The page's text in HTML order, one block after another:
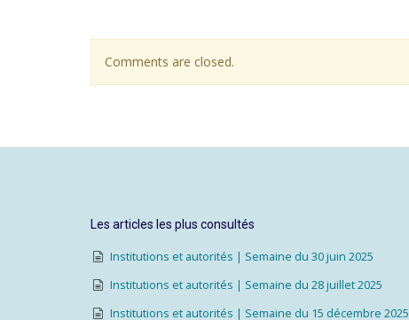
Comments are closed.
Les articles les plus consultés
Institutions et autorités | Semaine du 30 juin 2025
Institutions et autorités | Semaine du 28 juillet 2025
Institutions et autorités | Semaine du 15 décembre 2025